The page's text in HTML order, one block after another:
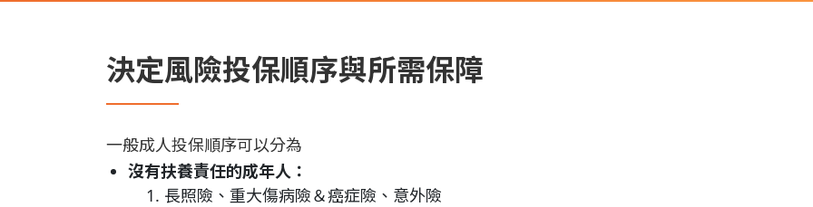
決定風險投保順序與所需保障
一般成人投保順序可以分為
沒有扶養責任的成年人：
長照險、重大傷病險＆癌症險、意外險